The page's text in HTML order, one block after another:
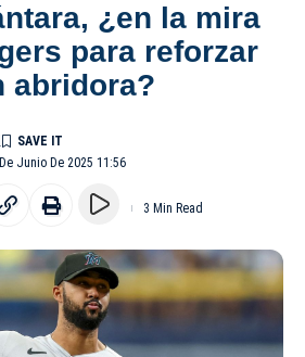
¿en la mira
para reforzar
abridora?
Junio De 2025 11:56
3 Min Read